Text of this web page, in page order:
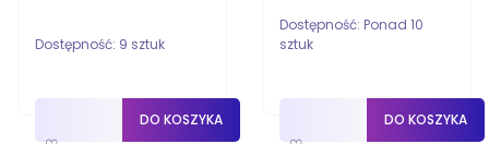
Dostępność: 9 sztuk
DO KOSZYKA
Dostępność: Ponad 10
sztuk
DO KOSZYKA